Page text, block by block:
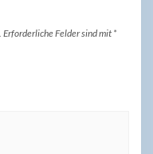
Erforderliche Felder sind mit *